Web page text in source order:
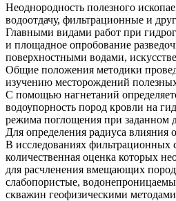
Неоднородность полезного
водоотдачу, фильтрационные и
Главными видами работ при
и площадное опробование
поверхностными водами,
Общие положения методики
изучению месторождений
С помощью нагнетаний
водоупорность пород кровли на
режима поглощения при заданном
Для определения радиуса
В исследованиях фильтрационных
количественная оценка которых
для расчленения вмещающих
слабопористые,
скважин геофизическими